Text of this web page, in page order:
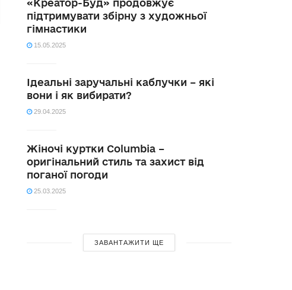
«Креатор-Буд» продовжує
підтримувати збірну з художньої
гімнастики
15.05.2025
Ідеальні заручальні каблучки – які
вони і як вибирати?
29.04.2025
Жіночі куртки Columbia –
оригінальний стиль та захист від
поганої погоди
25.03.2025
ЗАВАНТАЖИТИ ЩЕ